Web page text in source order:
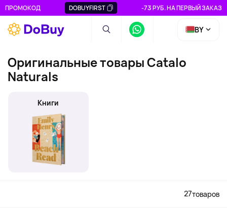
ПРОМОКОД DOBUYFIRST -73 РУБ. НА ПЕРВЫЙ ЗАКАЗ
BY
Оригинальные товары Catalo
Naturals
Книги
27товаров